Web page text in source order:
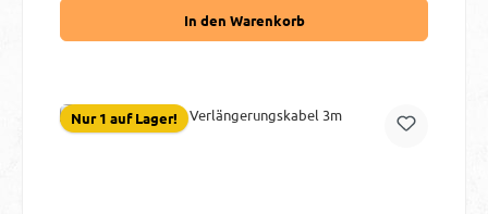
In den Warenkorb
Nur 1 auf Lager!